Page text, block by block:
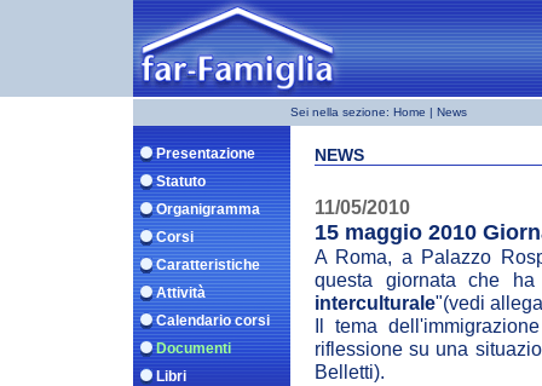
Sei nella sezione: Home | News
Presentazione
Statuto
Organigramma
Corsi
Caratteristiche
Attività
Calendario corsi
Documenti
Libri
NEWS
11/05/2010
15 maggio 2010
A Roma, a Palazzo
questa giornata che
interculturale"(vedi
Il tema
riflessione su una
Belletti).